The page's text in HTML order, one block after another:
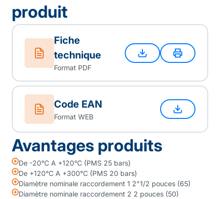
produit
Fiche
technique
Format PDF
Code EAN
Format WEB
Avantages produits
De -20°C A +120°C (PMS 25 bars)
De +120°C A +300°C (PMS 20 bars)
Diamètre nominale raccordement 1 2"1/2 pouces (65)
Diamètre nominale raccordement 2 2 pouces (50)